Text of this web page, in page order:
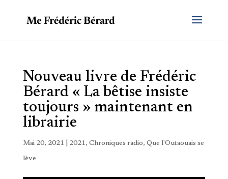
Nouveau livre de Frédéric
Bérard « La bêtise insiste
toujours » maintenant en
librairie
Mai 20, 2021 2021, Chroniques radio, Que l'Outaouais se
lève